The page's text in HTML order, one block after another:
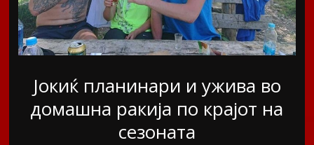
Јокиќ планинари и ужива во
домашна ракија по крајот на
сезоната